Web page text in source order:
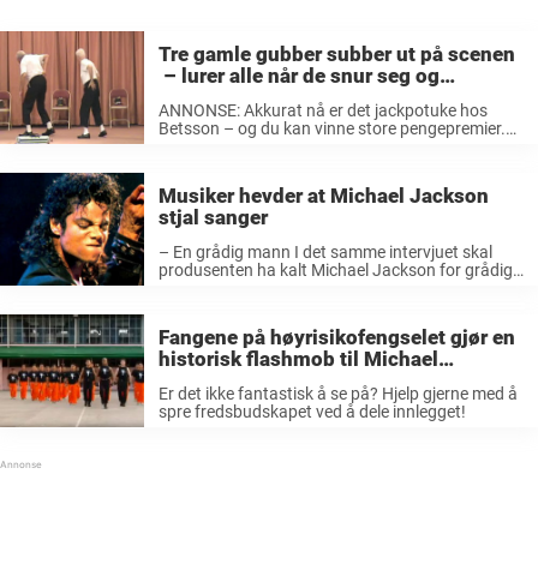
Tre gamle gubber subber ut på scenen
– lurer alle når de snur seg og
ANNONSE: Akkurat nå er det jackpotuke hos
Betsson – og du kan vinne store pengepremier.
Musiker hevder at Michael Jackson
stjal sanger
– En grådig mann I det samme intervjuet skal
produsenten ha kalt Michael Jackson for grådig.
Fangene på høyrisikofengselet gjør en
historisk flashmob til Michael
Jacksons «Thriller»
Er det ikke fantastisk å se på? Hjelp gjerne med å
spre fredsbudskapet ved å dele innlegget!